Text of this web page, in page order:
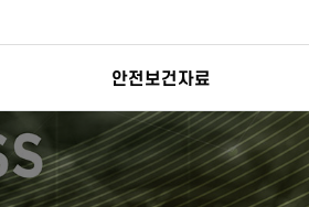
안전보건자료